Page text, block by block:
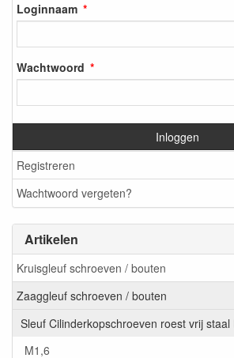
Loginnaam
Wachtwoord
Inloggen
Registreren
Wachtwoord vergeten?
Artikelen
Kruisgleuf schroeven / bouten
Zaaggleuf schroeven / bouten
Sleuf Cilinderkopschroeven roest vrij staal
M1,6